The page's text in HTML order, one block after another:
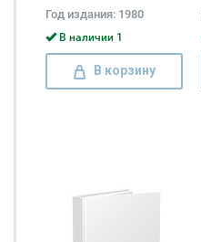
Год издания: 1980
В наличии 1
В корзину